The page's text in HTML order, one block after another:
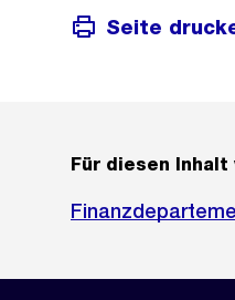
Seite
Für diesen